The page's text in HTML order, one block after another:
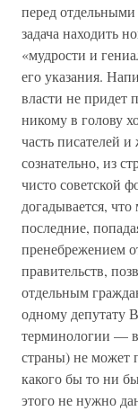
перед
задача находить
«мудрости и
его указания.
власти не придет
никому в голову
часть писателей
сознательно, из
чисто советской
догадывается,
последние,
пренебрежением
правительств,
отдельным
одному депутату
терминологии —
страны) не может
какого бы то ни
этого не нужно